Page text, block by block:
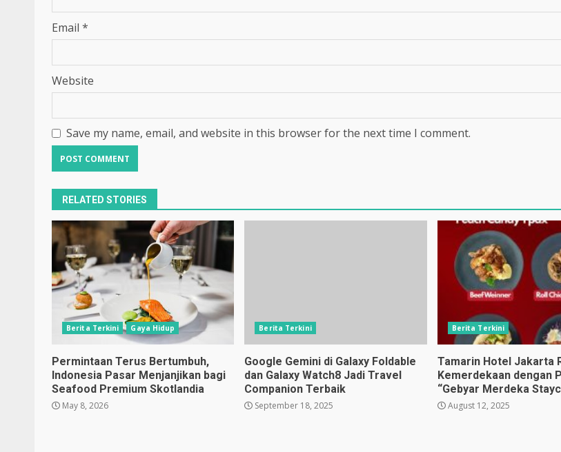
Email *
Website
Save my name, email, and website in this browser for the next time I comment.
RELATED STORIES
Berita Terkini Gaya Hidup
Permintaan Terus Bertumbuh,
Indonesia Pasar Menjanjikan bagi
Seafood Premium Skotlandia
May 8, 2026
Berita Terkini
Google Gemini di Galaxy Foldable
dan Galaxy Watch8 Jadi Travel
Companion Terbaik
September 18, 2025
Berita Terkini
Tamarin Hotel Jakarta
Kemerdekaan dengan
“Gebyar Merdeka
August 12, 2025